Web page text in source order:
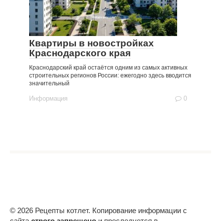
Квартиры в новостройках
Краснодарского края
Краснодарский край остаётся одним из самых активных
строительных регионов России: ежегодно здесь вводится
значительный
Информация 0
© 2026 Рецепты котлет. Копирование информации с